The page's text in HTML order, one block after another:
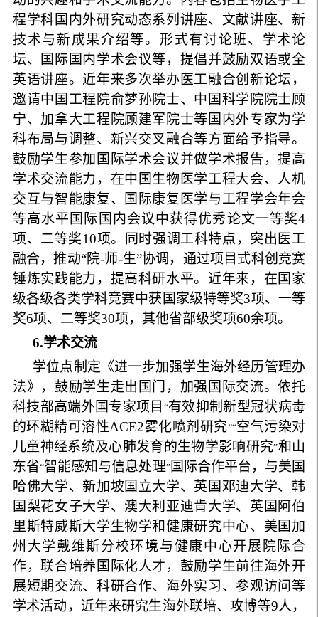
程学科国内外研究动态系列讲座、文献讲座、新
技术与新成果介绍等。形式有讨论班、学术论
坛、国际国内学术会议等，提倡并鼓励双语或全
英语讲座。近年来多次举办医工融合创新论坛，
邀请中国工程院俞梦孙院士、中国科学院院士顾
宁、加拿大工程院顾建军院士等国内外专家为学
科布局与调整、新兴交叉融合等方面给予指导。
鼓励学生参加国际学术会议并做学术报告，提高
学术交流能力，在中国生物医学工程大会、人机
交互与智能康复、国际康复医学与工程学会年会
等高水平国际国内会议中获得优秀论文一等奖4
项、二等奖10项。同时强调工科特点，突出医工
融合，推动“院-师-生”协调，通过项目式科创竞赛
锤炼实践能力，提高科研水平。近年来，在国家
级各级各类学科竞赛中获国家级特等奖3项、一等
奖6项、二等奖30项，其他省部级奖项60余项。
6.学术交流
学位点制定《进一步加强学生海外经历管理办
法》，鼓励学生走出国门，加强国际交流。依托
科技部高端外国专家项目 “有效抑制新型冠状病毒
的环糊精可溶性ACE2雾化喷剂研究”“空气污染对
儿童神经系统及心肺发育的生物学影响研究”和山
东省“智能感知与信息处理”国际合作平台，与美国
哈佛大学、新加坡国立大学、英国邓迪大学、韩
国梨花女子大学、澳大利亚迪肯大学、英国阿伯
里斯特威斯大学生物学和健康研究中心、美国加
州大学戴维斯分校环境与健康中心开展院际合
作，联合培养国际化人才，鼓励学生前往海外开
展短期交流、科研合作、海外实习、参观访问等
学术活动， 近年来研究生海外联培、攻博等9人，